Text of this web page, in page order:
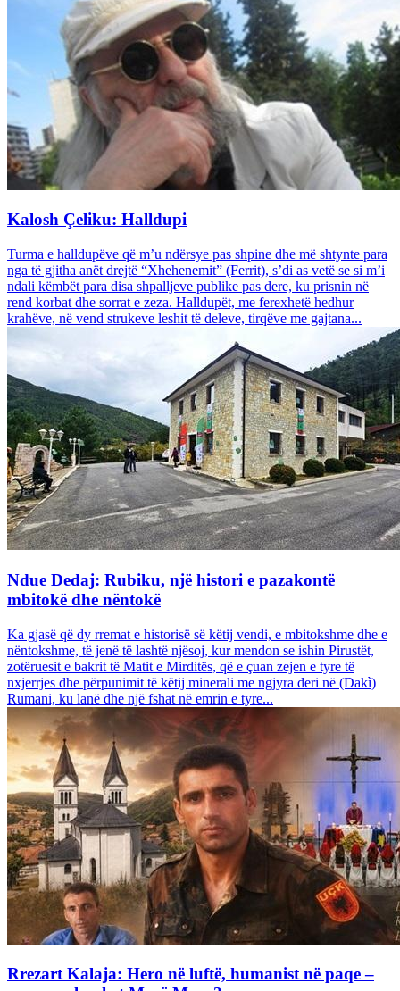
Kalosh Çeliku: Halldupi
Turma e halldupëve që m’u ndërsye pas shpine dhe më shtynte para
nga të gjitha anët drejtë “Xhehenemit” (Ferrit), s’di as vetë se si m’i
ndali këmbët para disa shpalljeve publike pas dere, ku prisnin në
rend korbat dhe sorrat e zeza. Halldupët, me ferexhetë hedhur
krahëve, në vend strukeve leshit të deleve, tirqëve me gajtana...
Ndue Dedaj: Rubiku, një histori e pazakontë
mbitokë dhe nëntokë
Ka gjasë që dy rremat e historisë së këtij vendi, e mbitokshme dhe e
nëntokshme, të jenë të lashtë njësoj, kur mendon se ishin Pirustët,
zotëruesit e bakrit të Matit e Mirditës, që e çuan zejen e tyre të
nxjerrjes dhe përpunimit të këtij minerali me ngjyra deri në (Dakì)
Rumani, ku lanë dhe një fshat në emrin e tyre...
Rrezart Kalaja: Hero në luftë, humanist në paqe –